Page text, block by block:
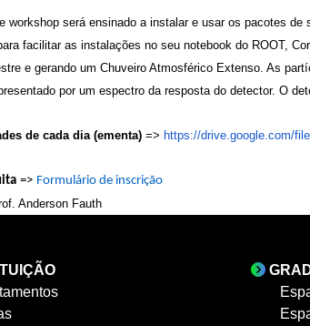
workshop será ensinado a instalar e usar os pacotes
facilitar as instalações no seu notebook do ROOT,
e gerando um Chuveiro Atmosférico Extenso. As
por um espectro da resposta do detector. O
de cada dia (ementa) => https://drive. google.com/
=> Formulário de inscrição
Anderson Fauth